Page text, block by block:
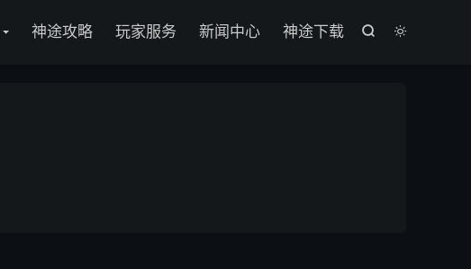


神途攻略 玩家服务 新闻中心 神途下载